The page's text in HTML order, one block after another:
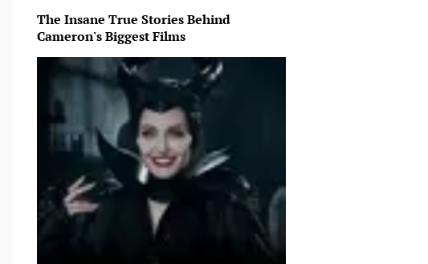
The Insane True Stories Behind
Cameron's Biggest Films